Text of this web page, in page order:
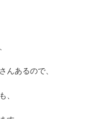
んあるので、
、